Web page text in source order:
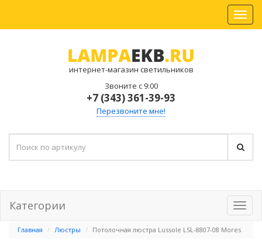
интернет-магазин светильников
Звоните с 9:00
+7 (343) 361-39-93
Перезвоните мне!
Категории
Главная Люстры Потолочная люстра Lussole LSL-8807-08 Mores